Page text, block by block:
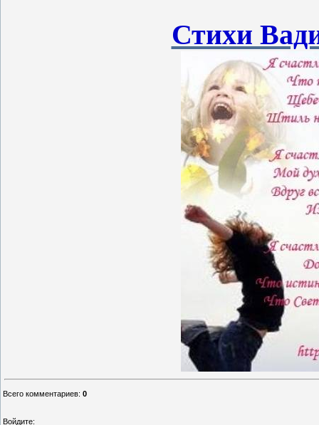
Стихи
Всего комментариев: 0
Войдите: